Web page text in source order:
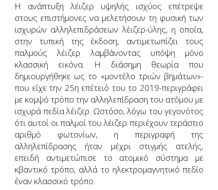
Η ανάπτυξη λέιζερ υψηλής ισχύος επέτρεψε
στους επιστήμονες να μελετήσουν τη φυσική των
ισχυρών αλληλεπιδράσεων λέιζερ-ύλης, η οποία,
στην τυπική της έκδοση, αντιμετωπίζει τους
παλμούς λέιζερ λαμβάνοντας υπόψη μόνο
κλασσική εικόνα. Η διάσημη θεωρία που
δημιουργήθηκε ως το «μοντέλο τριών βημάτων»-
που είχε την 25η επέτειό του το 2019-περιγράφει
με κομψό τρόπο την αλληλεπίδραση του ατόμου με
ισχυρά πεδία λέιζερ. Ωστόσο, λόγω του γεγονότος
ότι αυτοί οι παλμοί του λέιζερ περιέχουν τεράστιο
αριθμό φωτονίων, η περιγραφή της
αλληλεπίδρασης ήταν μέχρι στιγμής ατελής,
επειδή αντιμετώπισε το ατομικό σύστημα με
κβαντικό τρόπο, αλλά το ηλεκτρομαγνητικό πεδίο
έναν κλασσικό τρόπο.